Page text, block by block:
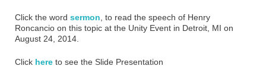
Click the word sermon, to read the speech of Henry
Roncancio on this topic at the Unity Event in Detroit, MI on
August 24, 2014.
Click here to see the Slide Presentation